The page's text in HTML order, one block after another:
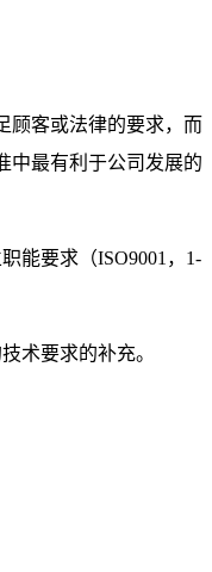
顾客或法律的要求，而
中最有利于公司发展的
能要求（ISO9001，1-
术要求的补充。